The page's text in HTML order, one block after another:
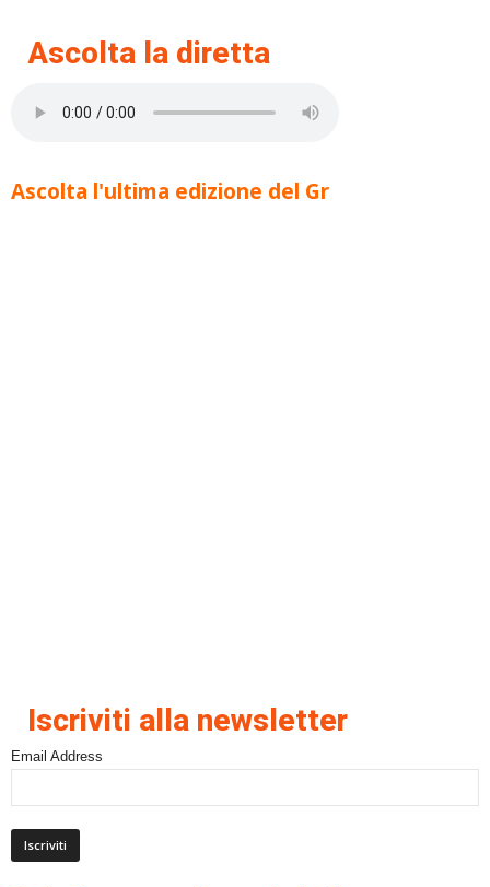
Ascolta la diretta
Ascolta l'ultima edizione del Gr
Iscriviti alla newsletter
Email Address